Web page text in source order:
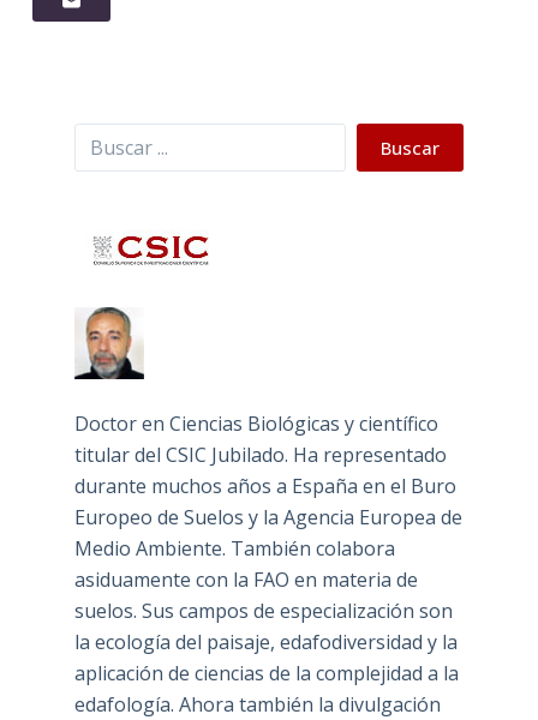
Buscar Buscar
Doctor en Ciencias Biológicas y científico
titular del CSIC Jubilado. Ha representado
durante muchos años a España en el Buro
Europeo de Suelos y la Agencia Europea de
Medio Ambiente. También colabora
asiduamente con la FAO en materia de
suelos. Sus campos de especialización son
la ecología del paisaje, edafodiversidad y la
aplicación de ciencias de la complejidad a la
edafología. Ahora también la divulgación